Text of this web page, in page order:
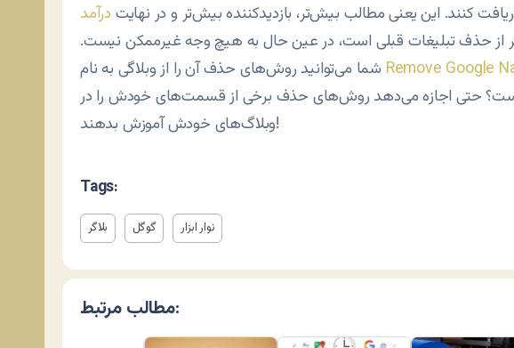
کنند. اين يعنی مطالب بيش‌تر، بازديدکننده بيش‌تر و در نهايت درآمد
از حذف تبليغات قبلی است، در عين حال به هيچ وجه غيرممکن نيست.
Remove Google
است؟ حتی اجازه می‌دهد روش‌های حذف برخی از قسمت‌های خودش را در
وبلاگ‌های خودش آموزش بدهند!
Tags:
بلاگر گوگل نوار ابزار
مطالب مرتبط: